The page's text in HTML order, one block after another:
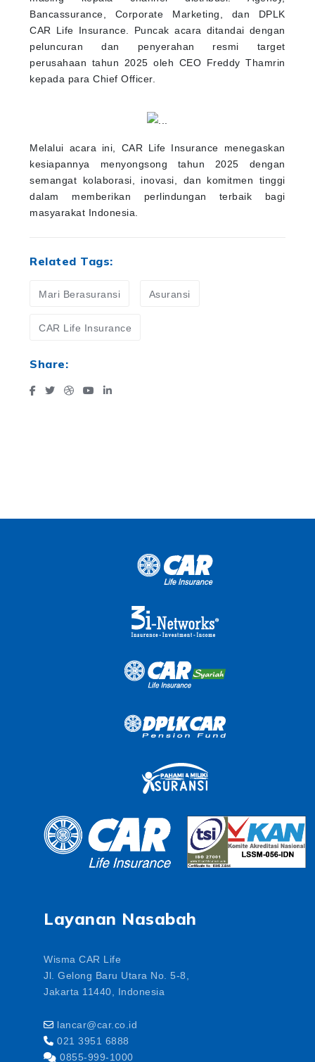
Bancassurance, Corporate Marketing, dan DPLK
CAR Life Insurance. Puncak acara ditandai dengan
peluncuran dan penyerahan resmi target
perusahaan tahun 2025 oleh CEO Freddy Thamrin
kepada para Chief Officer.
Melalui acara ini, CAR Life Insurance menegaskan
kesiapannya menyongsong tahun 2025 dengan
semangat kolaborasi, inovasi, dan komitmen tinggi
dalam memberikan perlindungan terbaik bagi
masyarakat Indonesia.
Related Tags:
Mari Berasuransi Asuransi
CAR Life Insurance
Share:
Layanan Nasabah
Wisma CAR Life
Jl. Gelong Baru Utara No. 5-8,
Jakarta 11440, Indonesia
lancar@car.co.id
021 3951 6888
0855-999-1000